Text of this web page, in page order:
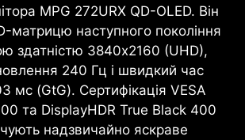
MPG 272URX QD-OLED. Він
матрицю наступного покоління
здатністю 3840x2160 (UHD),
240 Гц і швидкий час
мс (GtG). Сертифікація VESA
та DisplayHDR True Black 400
надзвичайно яскраве